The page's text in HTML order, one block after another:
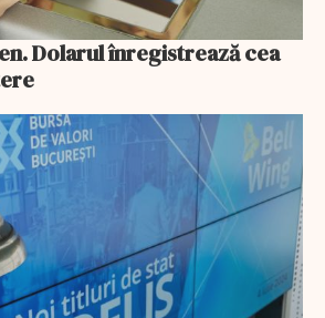
Dolarul înregistrează cea